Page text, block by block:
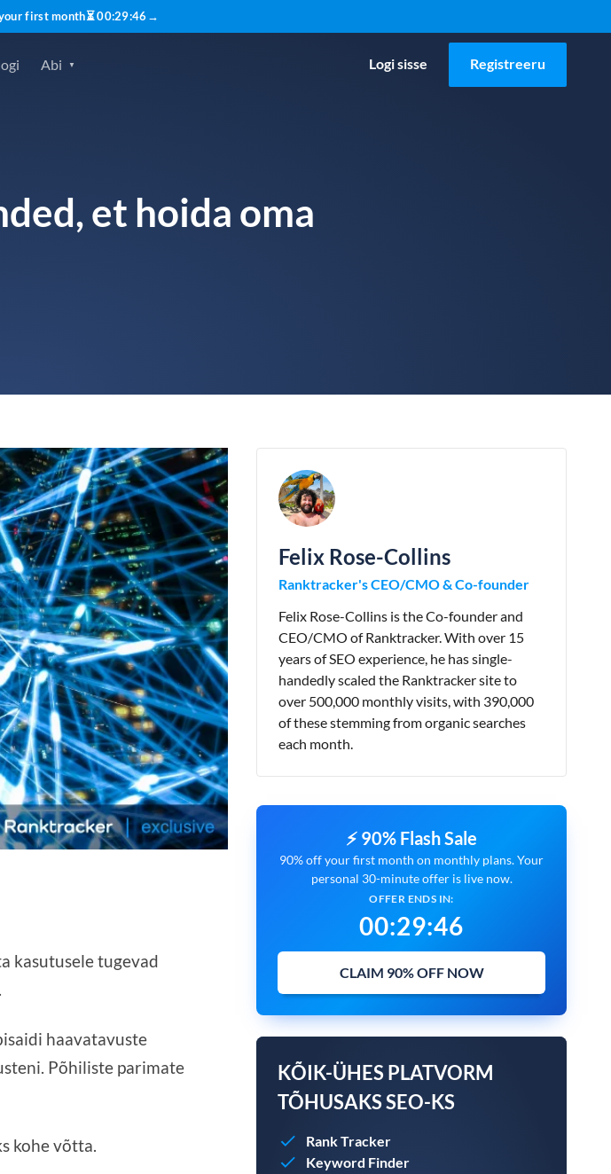
first month⏳00:29:45 →
Abi Logi sisse Registreeru
et hoida oma
kasutusele tugevad
haavatavuste
Põhiliste parimate
kohe võtta.
Felix Rose-Collins
Ranktracker's CEO/CMO & Co-founder
Felix Rose-Collins is the Co-founder and
CEO/CMO of Ranktracker. With over 15
years of SEO experience, he has single-
handedly scaled the Ranktracker site to
over 500,000 monthly visits, with 390,000
of these stemming from organic searches
each month.
⚡ 90% Flash Sale
90% off your first month on monthly plans. Your
personal 30-minute offer is live now.
OFFER ENDS IN:
00:29:45
CLAIM 90% OFF NOW
KÕIK-ÜHES PLATVORM
TÕHUSAKS SEO-KS
Rank Tracker
Keyword Finder